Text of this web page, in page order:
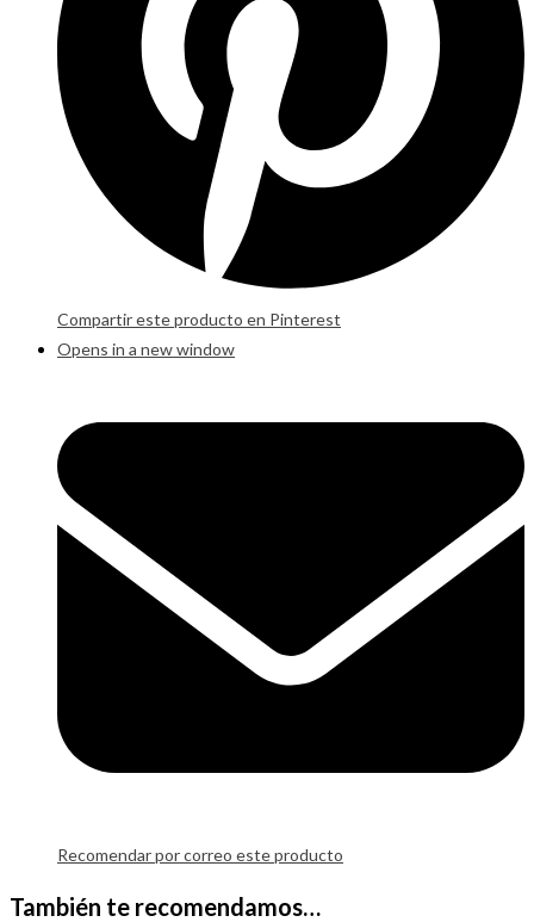
Compartir este producto en Pinterest
Opens in a new window
Recomendar por correo este producto
También te recomendamos…